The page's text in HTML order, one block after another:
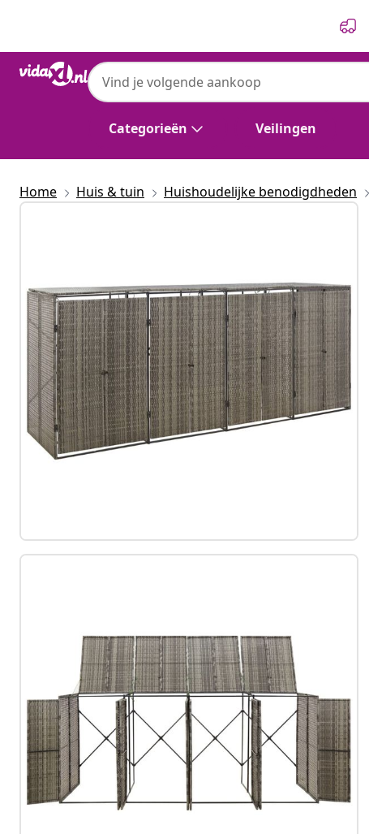
Categorieën Veilingen
Home Huis & tuin Huishoudelijke benodigdheden